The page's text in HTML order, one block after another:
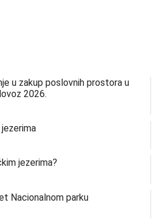
u zakup poslovnih prostora u
2026.
jezerima?
Nacionalnom parku